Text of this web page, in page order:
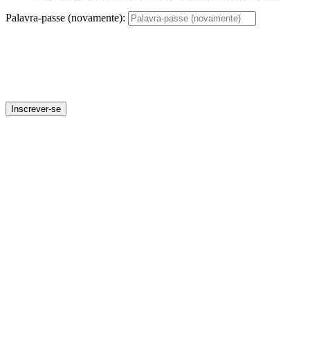
Palavra-passe (novamente):
Inscrever-se